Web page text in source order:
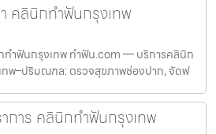
ลินิกทำฟันกรุงเทพ
ำฟันกรุงเทพ ทำฟัน.com — บริการคลินิก
พ–ปริมณฑล: ตรวจสุขภาพช่องปาก, จัดฟ
าร คลินิกทำฟันกรุงเทพ